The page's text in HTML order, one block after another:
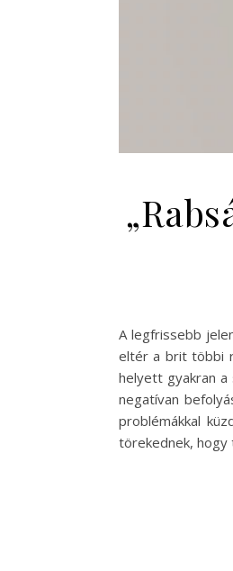
A legfrissebb
eltér a brit többi
helyett gyakran a
negatívan
problémákkal
törekednek, hogy